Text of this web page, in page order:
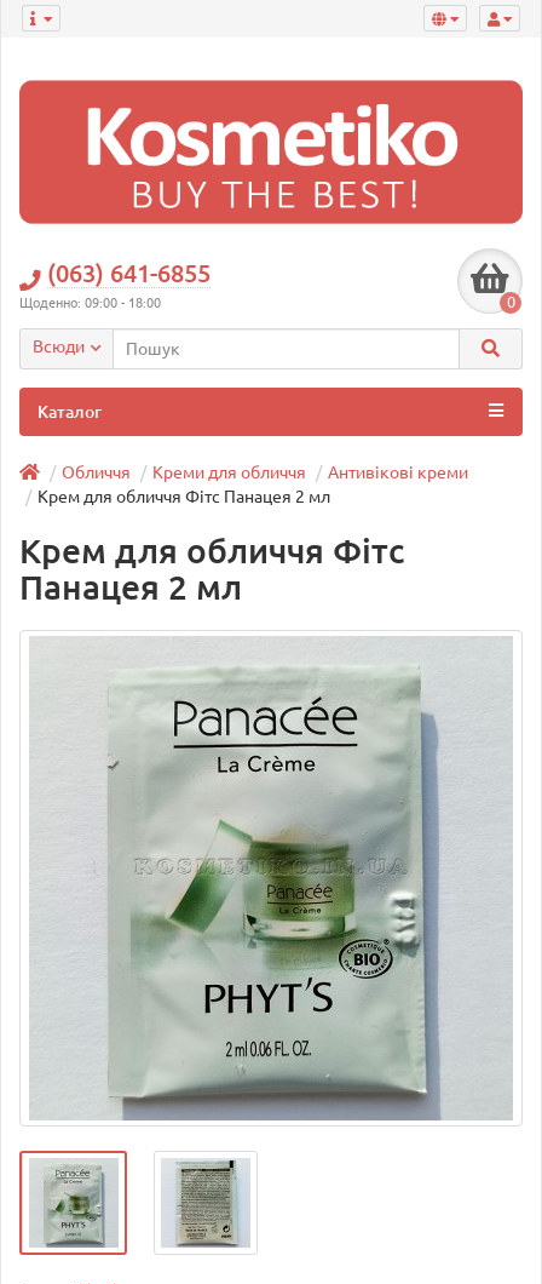
(063) 641-6855
Щоденно: 09:00 - 18:00 0
Всюди
Каталог
Обличчя Креми для обличчя
Антивікові креми
Крем для обличчя Фітс Панацея 2 мл
Крем для обличчя Фітс
Панацея 2 мл